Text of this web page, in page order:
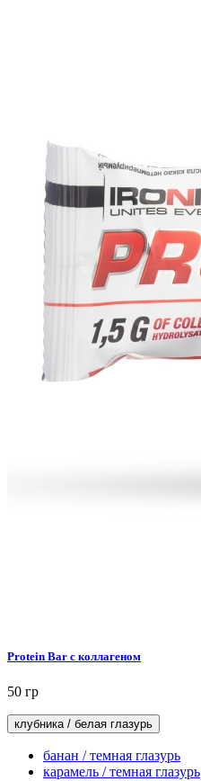
Protein Bar с коллагеном
50 гр
клубника / белая глазурь
банан / темная глазурь
карамель / темная глазурь